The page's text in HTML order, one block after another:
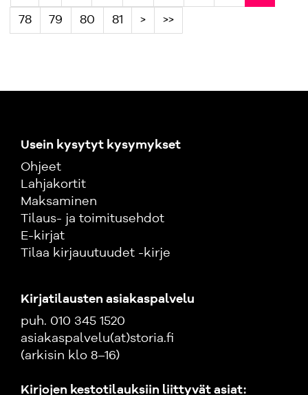
78 79 80 81 > >>
Usein kysytyt kysymykset
Ohjeet
Lahjakortit
Maksaminen
Tilaus- ja toimitusehdot
E-kirjat
Tilaa kirjauutuudet -kirje
Kirjatilausten asiakaspalvelu
puh. 010 345 1520
asiakaspalvelu(at)storia.fi
(arkisin klo 8–16)
Kirjojen kestotilauksiin liittyvät asiat: